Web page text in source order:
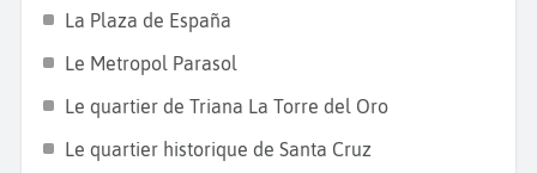
légumes, de pommes de terre, et de pois chiches.
La Plaza de España
Le Metropol Parasol
Le quartier de Triana La Torre del Oro
Le quartier historique de Santa Cruz